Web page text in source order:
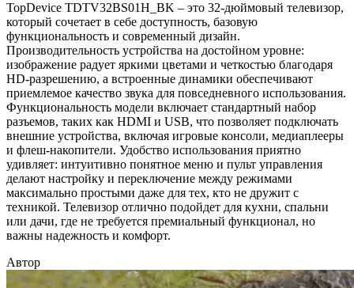
TopDevice TDTV32BS01H_BK – это 32-дюймовый телевизор,
который сочетает в себе доступность, базовую
функциональность и современный дизайн.
Производительность устройства на достойном уровне:
изображение радует яркими цветами и четкостью благодаря
HD-разрешению, а встроенные динамики обеспечивают
приемлемое качество звука для повседневного использования.
Функциональность модели включает стандартный набор
разъемов, таких как HDMI и USB, что позволяет подключать
внешние устройства, включая игровые консоли, медиаплееры
и флеш-накопители. Удобство использования приятно
удивляет: интуитивно понятное меню и пульт управления
делают настройку и переключение между режимами
максимально простыми даже для тех, кто не дружит с
техникой. Телевизор отлично подойдет для кухни, спальни
или дачи, где не требуется премиальный функционал, но
важны надежность и комфорт.
Автор